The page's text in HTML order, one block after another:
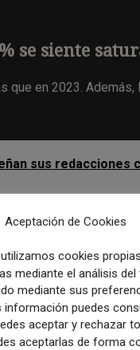
se siente
que en 2023.
sus redacciones
la fatiga informativa es
especialmente en
entre el total de
demuestran
ciudadanos que
sentir una
Aceptación de Cookies
cookies
mediante el análisis
mediante sus
información puedes
aceptar y rechazar
aceptarlas de forma